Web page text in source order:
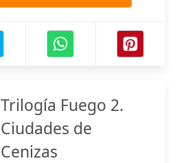
Trilogía Fuego 2.
Ciudades de
Cenizas